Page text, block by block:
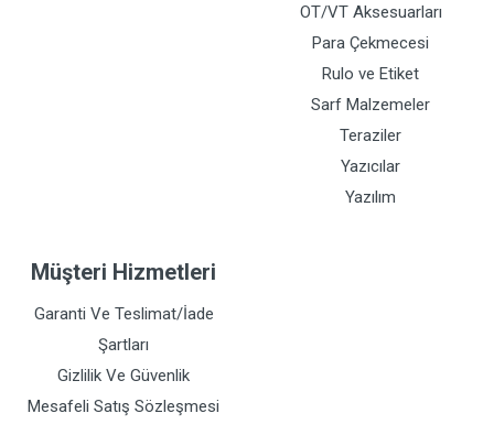
OT/VT Aksesuarları
Para Çekmecesi
Rulo ve Etiket
Sarf Malzemeler
Teraziler
Yazıcılar
Yazılım
Müşteri Hizmetleri
Garanti Ve Teslimat/İade
Şartları
Gizlilik Ve Güvenlik
Mesafeli Satış Sözleşmesi